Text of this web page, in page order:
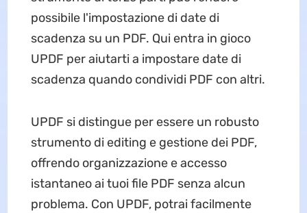
possibile l'impostazione di date di
scadenza su un PDF. Qui entra in gioco
UPDF per aiutarti a impostare date di
scadenza quando condividi PDF con altri.
UPDF si distingue per essere un robusto
strumento di editing e gestione dei PDF,
offrendo organizzazione e accesso
istantaneo ai tuoi file PDF senza alcun
problema. Con UPDF, potrai facilmente